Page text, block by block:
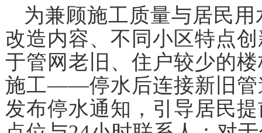
为兼顾施工质量与居民
改造内容、不同小区特点
于管网老旧、住户较少的
施工——停水后连接新旧管
发布停水通知，引导居民